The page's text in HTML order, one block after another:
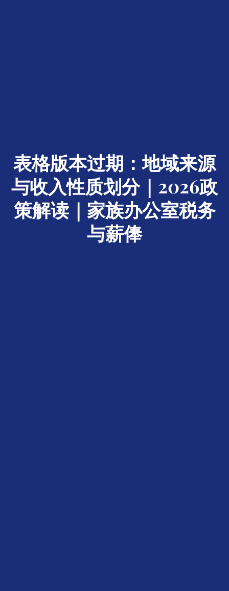
表格版本过期：地域来源
与收入性质划分｜2026政
策解读｜家族办公室税务
与薪俸